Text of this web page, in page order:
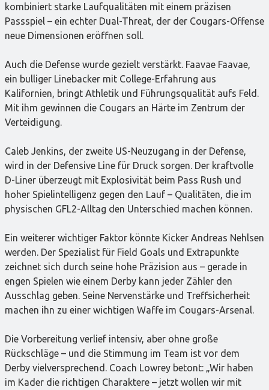
kombiniert starke Laufqualitäten mit einem präzisen
Passspiel – ein echter Dual-Threat, der der Cougars-Offense
neue Dimensionen eröffnen soll.
Auch die Defense wurde gezielt verstärkt. Faavae Faavae,
ein bulliger Linebacker mit College-Erfahrung aus
Kalifornien, bringt Athletik und Führungsqualität aufs Feld.
Mit ihm gewinnen die Cougars an Härte im Zentrum der
Verteidigung.
Caleb Jenkins, der zweite US-Neuzugang in der Defense,
wird in der Defensive Line für Druck sorgen. Der kraftvolle
D-Liner überzeugt mit Explosivität beim Pass Rush und
hoher Spielintelligenz gegen den Lauf – Qualitäten, die im
physischen GFL2-Alltag den Unterschied machen können.
Ein weiterer wichtiger Faktor könnte Kicker Andreas Nehlsen
werden. Der Spezialist für Field Goals und Extrapunkte
zeichnet sich durch seine hohe Präzision aus – gerade in
engen Spielen wie einem Derby kann jeder Zähler den
Ausschlag geben. Seine Nervenstärke und Treffsicherheit
machen ihn zu einer wichtigen Waffe im Cougars-Arsenal.
Die Vorbereitung verlief intensiv, aber ohne große
Rückschläge – und die Stimmung im Team ist vor dem
Derby vielversprechend. Coach Lowrey betont: „Wir haben
im Kader die richtigen Charaktere – jetzt wollen wir mit